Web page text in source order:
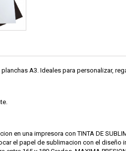
A3. Ideales para personalizar,
en una impresora con TINTA DE
el papel de sublimacion con el diseño